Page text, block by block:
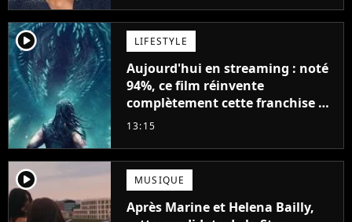
player2 LIFESTYLE
Aujourd'hui en streaming : noté
94%, ce film réinvente
complètement cette franchise de
science-fiction vieille de 40 ans
13:15
player2 MUSIQUE
Après Marine et Helena Bailly,